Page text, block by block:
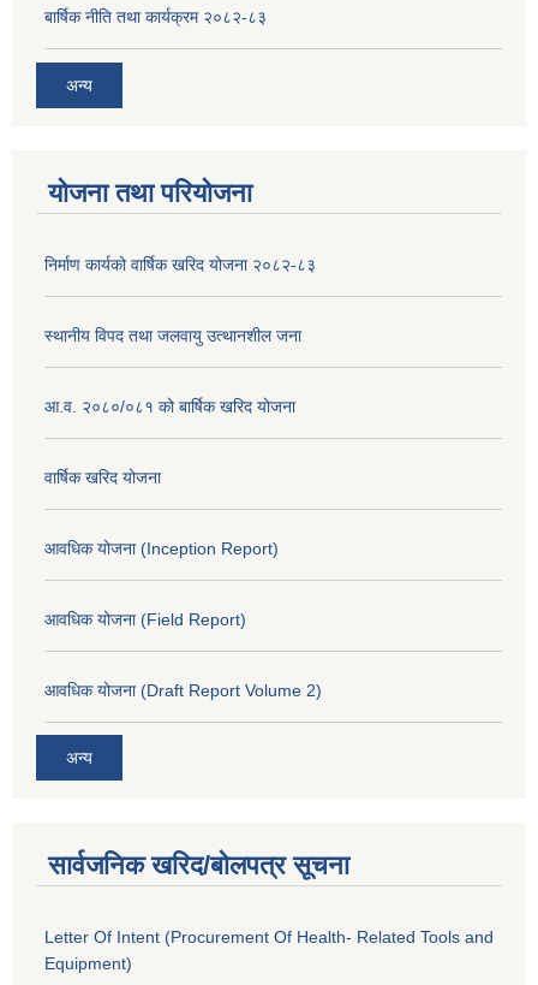
बार्षिक नीति तथा कार्यक्रम २०८२-८३
अन्य
योजना तथा परियोजना
निर्माण कार्यको वार्षिक खरिद योजना २०८२-८३
स्थानीय विपद तथा जलवायु उत्थानशील जना
आ.व. २०८०/०८१ को बार्षिक खरिद योजना
वार्षिक खरिद योजना
आवधिक योजना (Inception Report)
आवधिक योजना (Field Report)
आवधिक योजना (Draft Report Volume 2)
अन्य
सार्वजनिक खरिद/बोलपत्र सूचना
Letter Of Intent (Procurement Of Health- Related Tools and
Equipment)